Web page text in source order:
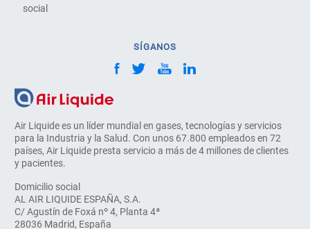
Air Liquide es un líder mundial en gases, tecnologías y servicios
para la Industria y la Salud. Con unos 67.800 empleados en 72
países, Air Liquide presta servicio a más de 4 millones de clientes
y pacientes.
Domicilio social
AL AIR LIQUIDE ESPAÑA, S.A.
C/ Agustín de Foxá nº 4, Planta 4ª
28036 Madrid, España
social
SÍGANOS